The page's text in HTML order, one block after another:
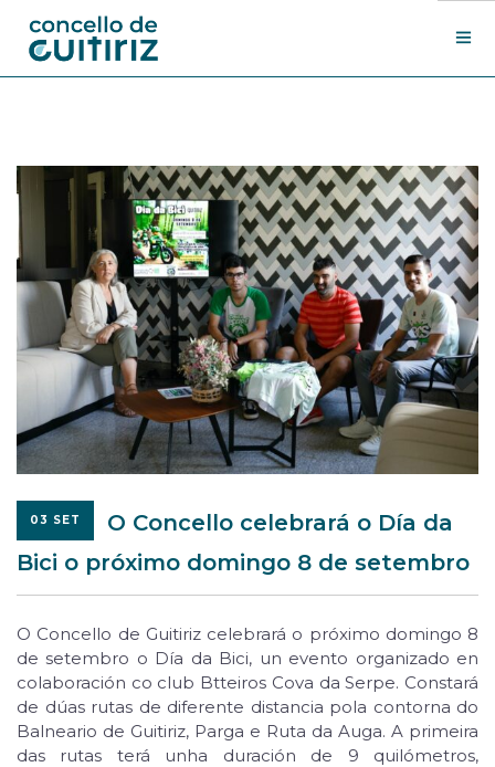
Departamentos
Novas
Contacto
Sede electrónica
Search Site
03 SET
O Concello celebrará o Día da
Bici o próximo domingo 8 de setembro
O Concello de Guitiriz celebrará o próximo domingo 8
de setembro o Día da Bici, un evento organizado en
colaboración co club Btteiros Cova da Serpe. Constará
de dúas rutas de diferente distancia pola contorna do
Balneario de Guitiriz, Parga e Ruta da Auga. A primeira
das rutas terá unha duración de 9 quilómetros,